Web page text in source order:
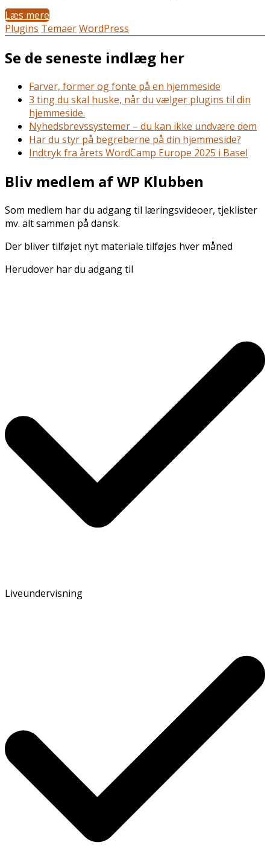
Læs mere
Plugins TemaerWordPress
Se de seneste indlæg her
Farver, former og fonte på en hjemmeside
3 ting du skal huske, når du vælger plugins til din
hjemmeside.
Nyhedsbrevssystemer – du kan ikke undvære dem
Har du styr på begreberne på din hjemmeside?
Indtryk fra årets WordCamp Europe 2025 i Basel
Bliv medlem af WP Klubben
Som medlem har du adgang til læringsvideoer, tjeklister
mv. alt sammen på dansk.
Der bliver tilføjet nyt materiale tilføjes hver måned
Herudover har du adgang til
Liveundervisning